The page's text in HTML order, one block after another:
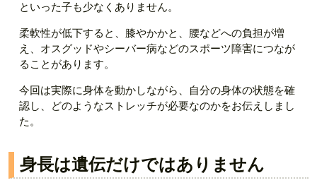
といった子も少なくありません。
柔軟性が低下すると、膝やかかと、腰などへの負担が増
え、オスグッドやシーバー病などのスポーツ障害につなが
ることがあります。
今回は実際に身体を動かしながら、自分の身体の状態を確
認し、どのようなストレッチが必要なのかをお伝えしまし
た。
身長は遺伝だけではありません